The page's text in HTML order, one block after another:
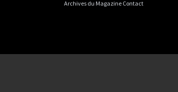
Archives du Magazine Contact